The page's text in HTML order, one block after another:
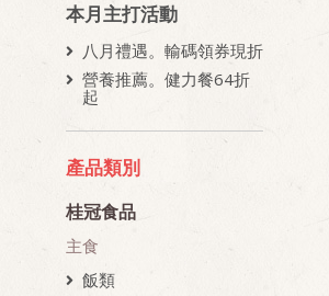
本月主打活動
八月禮遇。輸碼領券現折
營養推薦。健力餐64折
起
產品類別
桂冠食品
主食
飯類